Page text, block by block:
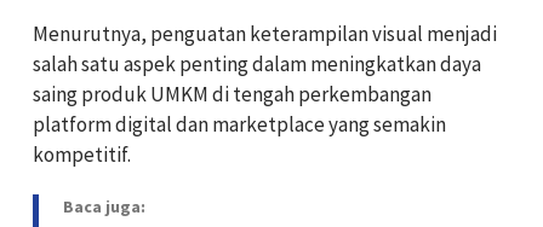
Menurutnya, penguatan keterampilan visual menjadi
salah satu aspek penting dalam meningkatkan daya
saing produk UMKM di tengah perkembangan
platform digital dan marketplace yang semakin
kompetitif.
Baca juga: